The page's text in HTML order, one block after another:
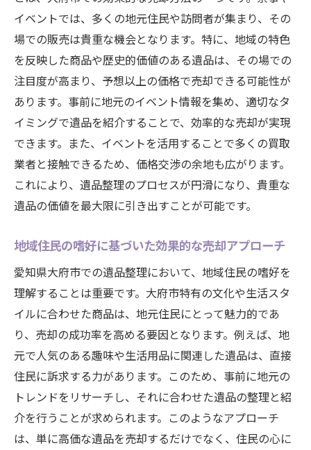
イベントでは、多くの地元住民や訪問者が集まり、その
場での販売は貴重な機会となります。特に、地域の特色
を反映した商品や歴史的価値のある遺品は、その場での
注目度が高まり、予想以上の価格で売却できる可能性が
あります。事前に地元のイベント情報を集め、適切なタ
イミングで遺品を紹介することで、効率的な売却が実現
できます。また、イベントを活用することで多くの買取
業者と接触できるため、価格交渉の余地も広がります。
これにより、遺品整理のプロセスが円滑になり、貴重な
遺品の価値を最大限に引き出すことが可能です。
地域住民の嗜好に基づいた効果的な売却アプローチ
愛知県大府市での遺品整理において、地域住民の嗜好を
理解することは重要です。大府市特有の文化や生活スタ
イルに合わせた商品は、地元住民にとって魅力的であ
り、売却の成功率を高める要因となります。例えば、地
元で人気のある趣味や生活用品に関連した遺品は、直接
住民に訴求する力があります。このため、事前に地元の
トレンドをリサーチし、それに合わせた遺品の整理と紹
介を行うことが求められます。このようなアプローチ
は、単に高価な遺品を売却するだけでなく、住民の心に